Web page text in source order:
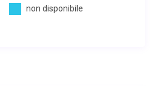
non disponibile